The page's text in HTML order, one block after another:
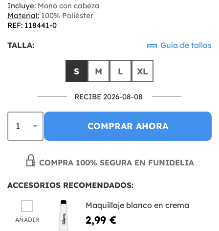
Incluye: Mono con cabeza
Material: 100% Poliéster
REF: 118441-0
TALLA: Guía de tallas
S M L XL
RECIBE 2026-08-08
COMPRAR AHORA
COMPRA 100% SEGURA EN FUNIDELIA
ACCESORIOS RECOMENDADOS:
AÑADIR
Maquillaje blanco en crema
2,99 €